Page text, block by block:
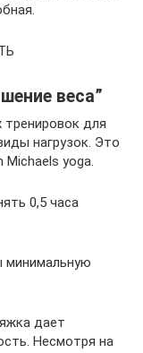
веса”
для
нагрузок. Это
yoga.
0,5 часа
минимальную
дает
Несмотря на